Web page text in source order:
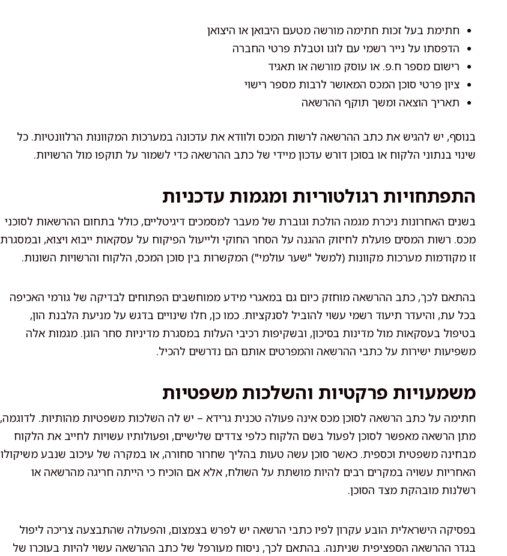
חתימת בעל זכות חתימה מורשה מטעם היבואן או היצואן
הדפסתו על נייר רשמי עם לוגו וטבלת פרטי החברה
רישום מספר ח.פ. או עוסק מורשה או תאגיד
ציון פרטי סוכן המכס המאושר לרבות מספר רישוי
תאריך הוצאה ומשך תוקף ההרשאה
בנוסף, יש להגיש את כתב ההרשאה לרשות המכס ולוודא את עדכונה במערכות המקוונות הרלוונטיות. כל
שינוי בנתוני הלקוח או בסוכן דורש עדכון מיידי של כתב ההרשאה כדי לשמור על תוקפו מול הרשויות.
התפתחויות רגולטוריות ומגמות עדכניות
בשנים האחרונות ניכרת מגמה הולכת וגוברת של מעבר למסמכים דיגיטליים, כולל בתחום ההרשאות לסוכני
מכס. רשות המסים פועלת לחיזוק ההגנה על הסחר החוקי ולייעול הפיקוח על עסקאות ייבוא ויצוא, ובמסגרת
זו מקודמות מערכות מקוונות (למשל "שער עולמי") המקשרות בין סוכן המכס, הלקוח והרשויות השונות.
בהתאם לכך, כתב ההרשאה מוחזק כיום גם במאגרי מידע ממוחשבים הפתוחים לבדיקה של גורמי האכיפה
בכל עת, והיעדר תיעוד רשמי עשוי להוביל לסנקציות. כמו כן, חלו שינויים בדגש על מניעת הלבנת הון,
בטיפול בעסקאות מול מדינות בסיכון, ובשקיפות רכיבי העלות במסגרת מדיניות סחר הוגן. מגמות אלה
משפיעות ישירות על כתבי ההרשאה והמפרטים אותם הם נדרשים להכיל.
משמעויות פרקטיות והשלכות משפטיות
חתימה על כתב הרשאה לסוכן מכס אינה פעולה טכנית גרידא – יש לה השלכות משפטיות מהותיות. לדוגמה,
מתן הרשאה מאפשר לסוכן לפעול בשם הלקוח כלפי צדדים שלישיים, ופעולותיו עשויות לחייב את הלקוח
מבחינה משפטית וכספית. כאשר סוכן עשה טעות בהליך שחרור סחורה, או במקרה של עיכוב שנבע
האחריות עשויה במקרים רבים להיות מושתת על השולח, אלא אם הוכיח כי הייתה חריגה מהרשאה או
רשלנות מובהקת מצד הסוכן.
בפסיקה הישראלית הובע עקרון לפיו כתבי הרשאה יש לפרש בצמצום, והפעולה שהתבצעה צריכה ליפול
בגדר ההרשאה הספציפית שניתנה. בהתאם לכך, ניסוח מעורפל של כתב ההרשאה עשוי להיות בעוכרו של